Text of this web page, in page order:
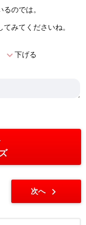
のでは。
みてくださいね。
expand_more下げる
次へ chevron_right